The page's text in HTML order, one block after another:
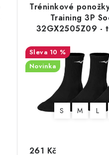
Tréninkové
Training 3P
32GX2505Z09 -
10 %
Novinka
S M L
261 Kč